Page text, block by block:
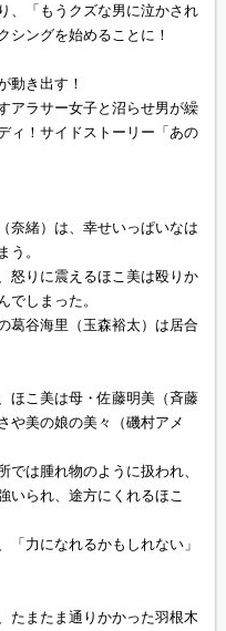
、「もうクズな男に泣かされ
シングを始めることに！
動き出す！
アラサー女子と沼らせ男が繰
ィ！サイドストーリー「あの
奈緒）は、幸せいっぱいなは
。
怒りに震えるほこ美は殴りか
しまった。
葛谷海里（玉森裕太）は居合
ほこ美は母・佐藤明美（斉藤
や美の娘の美々（磯村アメ
は腫れ物のように扱われ、
いられ、途方にくれるほこ
「力になれるかもしれない」
たまたま通りかかった羽根木